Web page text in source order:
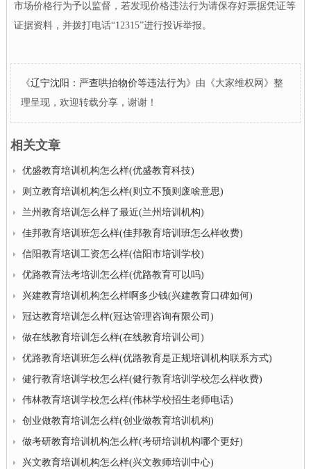
市场价格行为予以监督，若发现价格违法行为请保存好票据凭证等
证据资料，并拨打电话“12315”进行投诉举报。
《辽宁沈阳：严查哄抬物价等违法行为》由《大家维权网》整
理呈现，欢迎转载分享，谢谢！
相关文章
优盛教育培训机构怎么样(优盛教育科技)
则立教育培训机构怎么样(则立不预则废啥意思)
兰州教育培训怎么样了最近(兰州培训机构)
佳邦教育培训班怎么样(佳邦教育培训班怎么样收费)
信阳教育培训工资怎么样(信阳市培训学校)
优路教育法考培训怎么样(优路教育可以吗)
兴建教育培训机构怎么样啊多少钱(兴建教育口碑如何)
冠达教育培训怎么样(冠达管理咨询有限公司)
做在线教育培训怎么样(在线教育培训公司)
优路教育培训班怎么样(优路教育是正规培训机构联系方式)
健行教育培训学校怎么样(健行教育培训学校怎么样收费)
伟林教育培训学校怎么样(伟林学校招生老师电话)
创业做教育培训怎么样(创业做教育培训机构)
做考研教育培训机构怎么样(考研培训机构哪个更好)
兴文教育培训机构怎么样(兴文教师培训中心)